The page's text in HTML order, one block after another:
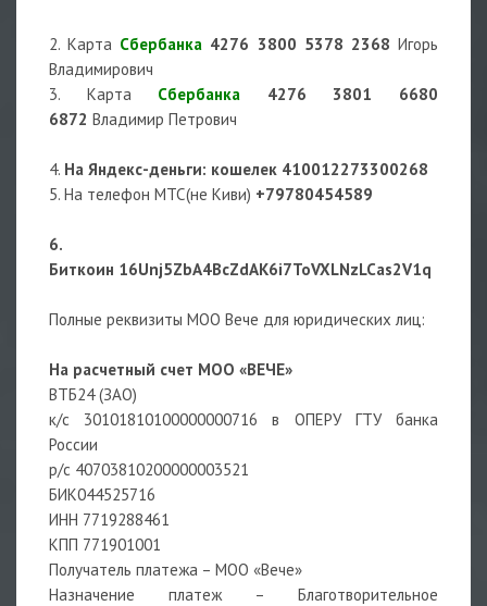
2. Карта Сбербанка 4276 3800 5378 2368 Игорь
Владимирович
3. Карта Сбербанка
4276 3801 6680
6872 Владимир Петрович
4. На Яндекс-деньги: кошелек 410012273300268
5. На телефон МТС(не Киви) +79780454589
6.
Биткоин 16Unj5ZbA4BcZdAK6i7ToVXLNzLCas2V1q
Полные реквизиты МОО Вече для юридических лиц:
На расчетный счет МОО «ВЕЧЕ»
ВТБ24 (ЗАО)
к/с 30101810100000000716 в ОПЕРУ ГТУ банка
России
р/с 40703810200000003521
БИК044525716
ИНН 7719288461
КПП 771901001
Получатель платежа – МОО «Вече»
Назначение платеж – Благотворительное